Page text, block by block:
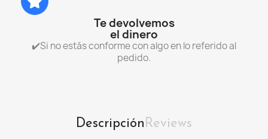
Te devolvemos
el dinero
✔️Si no estás conforme con algo en lo referido al
pedido.
DescripciónReviews